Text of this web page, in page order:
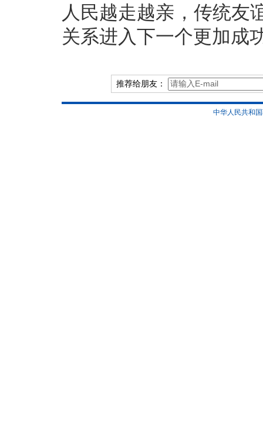
人民越走越亲，传统友
关系进入下一个更加成
推荐给朋友：
中华人民共和